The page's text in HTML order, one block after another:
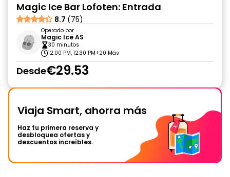
Magic Ice Bar Lofoten: Entrada
8.7 (75)
Operado por
Magic Ice AS
30 minutos
12:00 PM, 12:30 PM+20 Más
Desde€29.53
Viaja Smart, ahorra más
Haz tu primera reserva y
desbloquea ofertas y
descuentos increíbles.